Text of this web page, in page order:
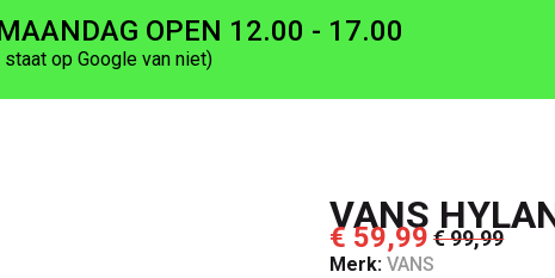
OPEN 12.00 - 17.00
op Google van niet)
VANS
€ 59,99 € 99,99
Merk: VANS